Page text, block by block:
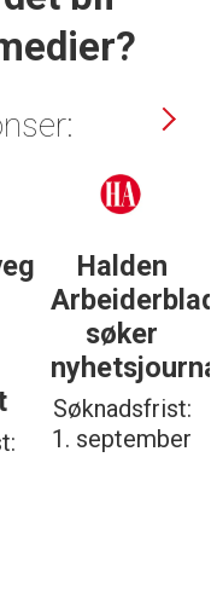
Journalist
med teft
for
digitale
spor? Bli
med på å